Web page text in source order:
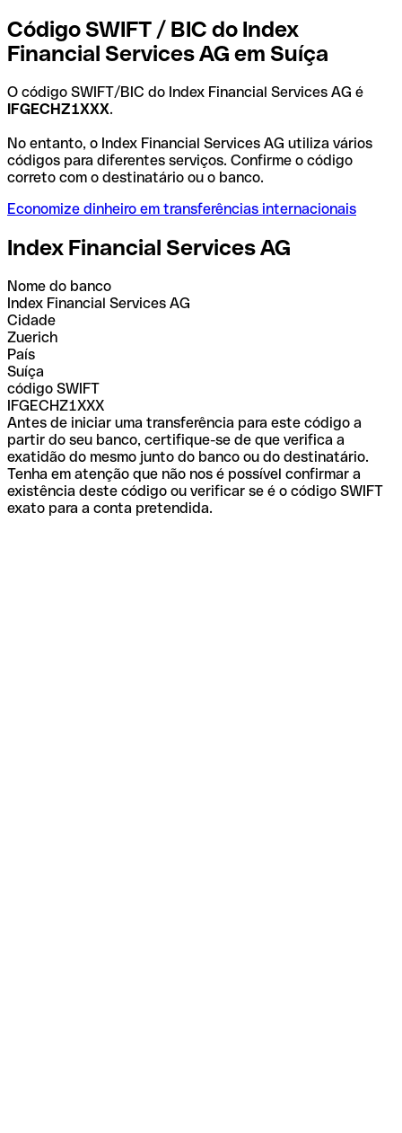
Código SWIFT / BIC do Index
Financial Services AG em Suíça
O código SWIFT/BIC do Index Financial Services AG é
IFGECHZ1XXX.
No entanto, o Index Financial Services AG utiliza vários
códigos para diferentes serviços. Confirme o código
correto com o destinatário ou o banco.
Economize dinheiro em transferências internacionais
Index Financial Services AG
Nome do banco
Index Financial Services AG
Cidade
Zuerich
País
Suíça
código SWIFT
IFGECHZ1XXX
Antes de iniciar uma transferência para este código a
partir do seu banco, certifique-se de que verifica a
exatidão do mesmo junto do banco ou do destinatário.
Tenha em atenção que não nos é possível confirmar a
existência deste código ou verificar se é o código SWIFT
exato para a conta pretendida.